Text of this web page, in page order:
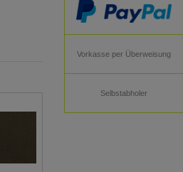
Vorkasse per Überweisung
Selbstabholer